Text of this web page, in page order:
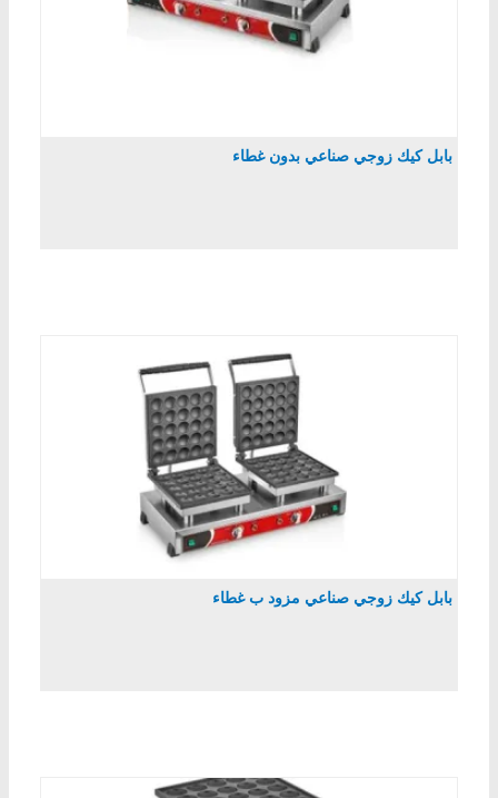
بابل كيك زوجي صناعي بدون غطاء
بابل كيك زوجي صناعي مزود ب غطاء